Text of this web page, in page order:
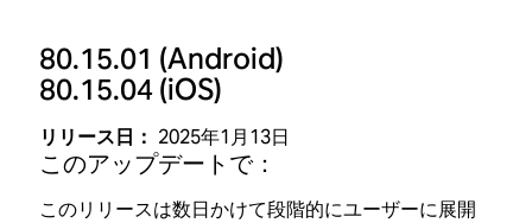
80.15.01 (Android)
80.15.04(iOS)
リリース日： 2025年1月13日
このアップデートで：
このリリースは数日かけて段階的にユーザーに展開